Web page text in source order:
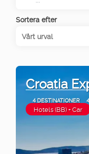
Sortera efter
Vårt urval
Croatia
4 DESTINATIONER
Hotels (BB) + Car